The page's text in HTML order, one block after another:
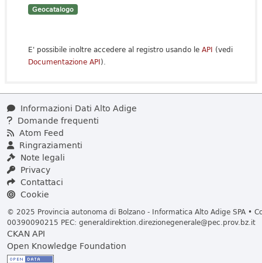
Geocatalogo
E' possibile inoltre accedere al registro usando le API (vedi
Documentazione API).
Informazioni Dati Alto Adige
Domande frequenti
Atom Feed
Ringraziamenti
Note legali
Privacy
Contattaci
Cookie
© 2025 Provincia autonoma di Bolzano - Informatica Alto Adige SPA •
00390090215 PEC: generaldirektion.direzionegenerale@pec.prov.bz.it
CKAN API
Open Knowledge Foundation